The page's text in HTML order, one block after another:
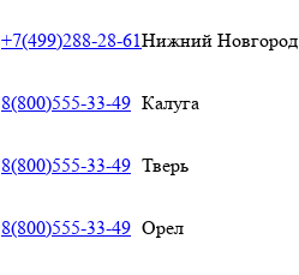
+7(499)288-28-61Нижний Новгород
8(800)555-33-49 Калуга
8(800)555-33-49 Тверь
8(800)555-33-49 Орел